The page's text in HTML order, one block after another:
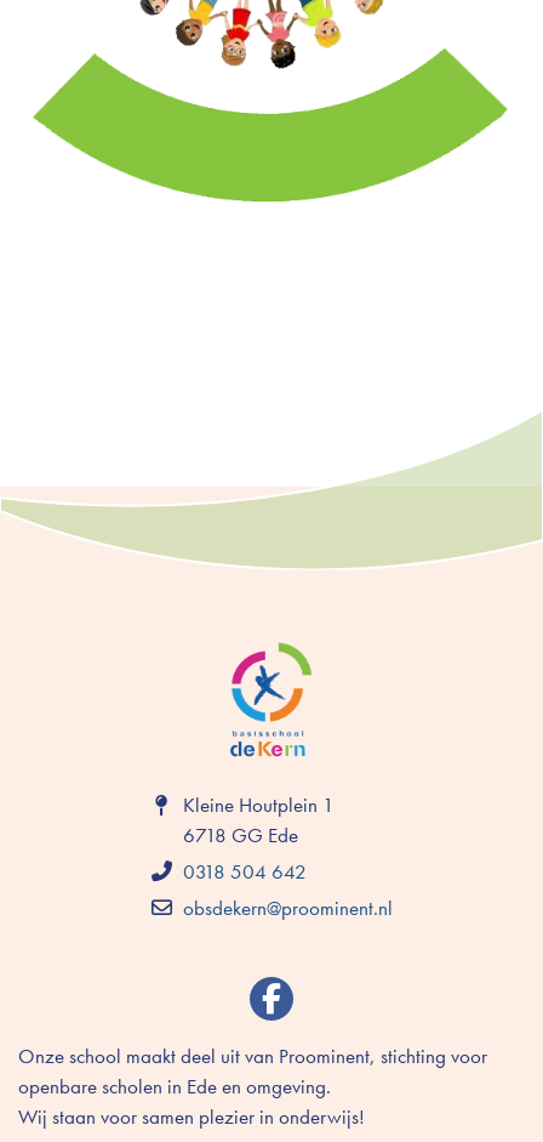
Kleine Houtplein 1
6718 GG Ede
0318 504 642
obsdekern@proominent.nl
Onze school maakt deel uit van Proominent, stichting voor
openbare scholen in Ede en omgeving.
Wij staan voor samen plezier in onderwijs!